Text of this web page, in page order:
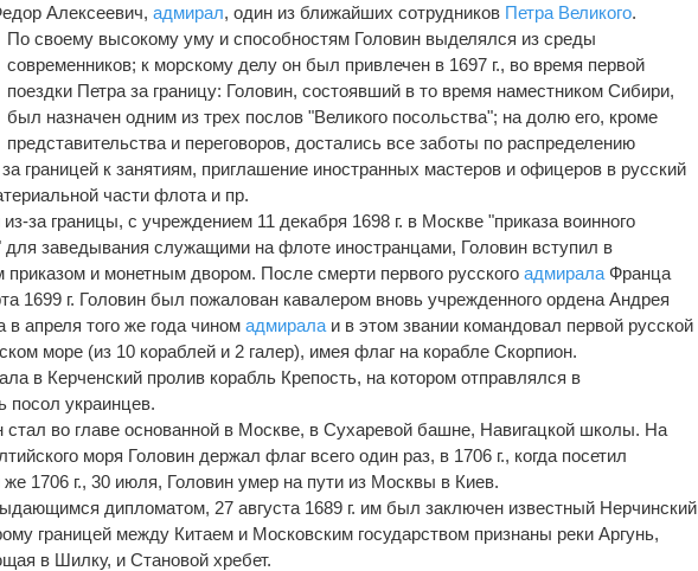
Алексеевич,адмирал, один из ближайших сотрудников Петра Великого.
По своему высокому уму и способностям Головин выделялся из среды
современников; к морскому делу он был привлечен в 1697 г., во время первой
поездки Петра за границу: Головин, состоявший в то время наместником Сибири,
был назначен одним из трех послов "Великого посольства"; на долю его, кроме
представительства и переговоров, достались все заботы по распределению
границей к занятиям, приглашение иностранных мастеров и офицеров в русский
части флота и пр.
за границы, с учреждением 11 декабря 1698 г. в Москве "приказа воинного
для заведывания служащими на флоте иностранцами, Головин вступил в
приказом и монетным двором. После смерти первого русскогоадмирала Франца
1699 г. Головин был пожалован кавалером вновь учрежденного ордена Андрея
в апреля того же года чиномадмирала и в этом звании командовал первой русской
море (из 10 кораблей и 2 галер), имея флаг на корабле Скорпион.
в Керченский пролив корабль Крепость, на котором отправлялся в
посол украинцев.
стал во главе основанной в Москве, в Сухаревой башне, Навигацкой школы. На
моря Головин держал флаг всего один раз, в 1706 г., когда посетил
1706 г., 30 июля, Головин умер на пути из Москвы в Киев.
дипломатом, 27 августа 1689 г. им был заключен известный Нерчинский
границей между Китаем и Московским государством признаны реки Аргунь,
в Шилку, и Становой хребет.